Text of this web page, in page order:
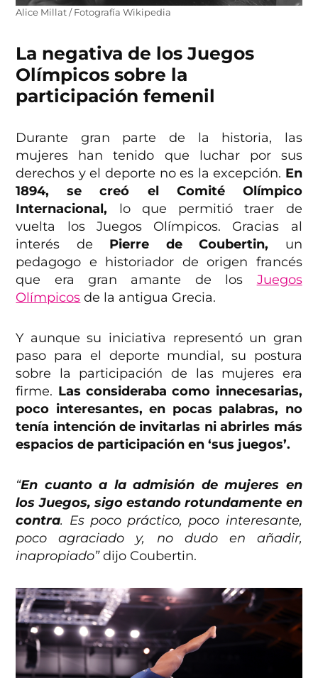
Alice Millat / Fotografía Wikipedia
La negativa de los Juegos
Olímpicos sobre la
participación femenil
Durante gran parte de la historia, las
mujeres han tenido que luchar por sus
derechos y el deporte no es la excepción. En
1894, se creó el Comité Olímpico
Internacional, lo que permitió traer de
vuelta los Juegos Olímpicos. Gracias al
interés de Pierre de Coubertin, un
pedagogo e historiador de origen francés
que era gran amante de los Juegos
Olímpicos de la antigua Grecia.
Y aunque su iniciativa representó un gran
paso para el deporte mundial, su postura
sobre la participación de las mujeres era
firme. Las consideraba como innecesarias,
poco interesantes, en pocas palabras, no
tenía intención de invitarlas ni abrirles más
espacios de participación en ‘sus juegos’.
“En cuanto a la admisión de mujeres en
los Juegos, sigo estando rotundamente en
contra. Es poco práctico, poco interesante,
poco agraciado y, no dudo en añadir,
inapropiado”dijo Coubertin.